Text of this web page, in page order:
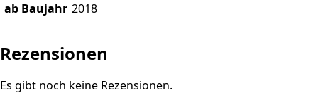
ab Baujahr 2018
Rezensionen
Es gibt noch keine Rezensionen.